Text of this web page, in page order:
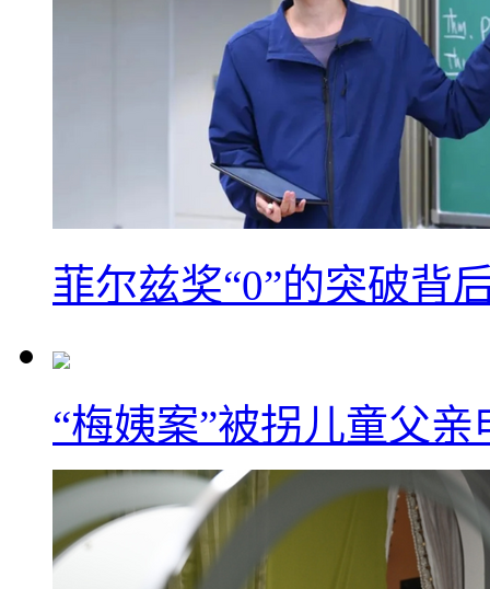
菲尔兹奖“0”的突破背
“梅姨案”被拐儿童父